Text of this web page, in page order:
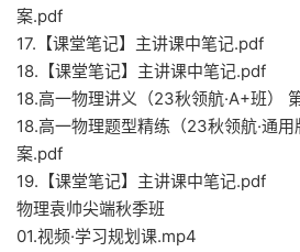
案.pdf
17.【课堂笔记】主讲课中笔记.pdf
18.【课堂笔记】主讲课中笔记.pdf
18.高一物理讲义（23秋领航·A+班）
18.高一物理题型精练（23秋领航·通
案.pdf
19.【课堂笔记】主讲课中笔记.pdf
物理袁帅尖端秋季班
01.视频·学习规划课.mp4